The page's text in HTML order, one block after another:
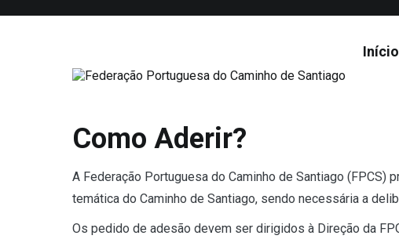
Início
Como Aderir?
A Federação Portuguesa do Caminho de Santiago
temática do Caminho de Santiago, sendo necessária a
Os pedido de adesão devem ser dirigidos à Direção da